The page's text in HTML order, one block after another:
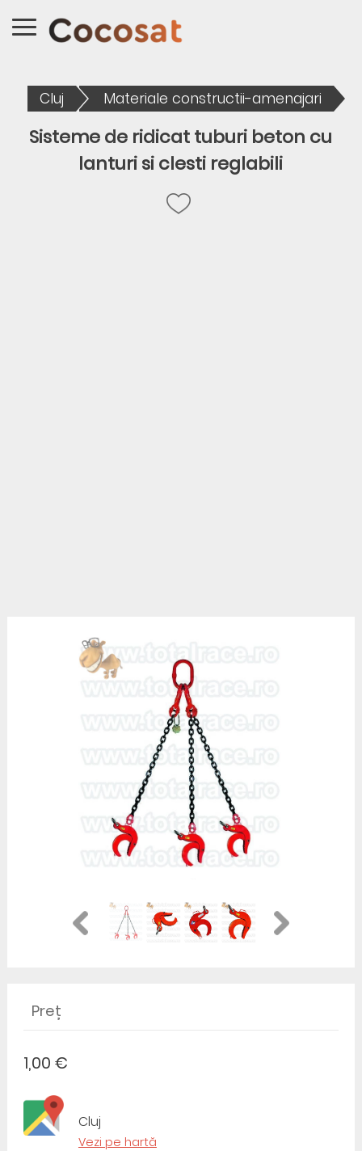
Cluj Materiale constructii-amenajari
Sisteme de ridicat tuburi beton cu
lanturi si clesti reglabili
Preț
1,00 €
Cluj
Vezi pe hartă